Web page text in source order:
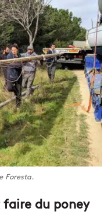
Foresta.
faire du poney